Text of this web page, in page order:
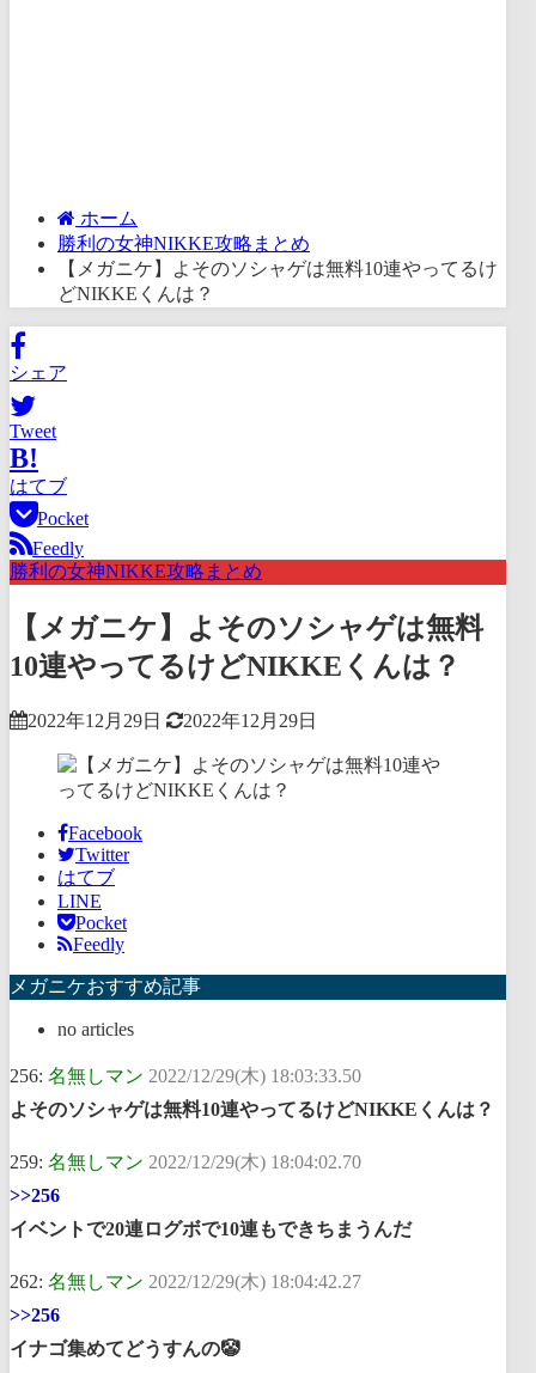
ホーム
勝利の女神NIKKE攻略まとめ
【メガニケ】よそのソシャゲは無料10連やってるけ
どNIKKEくんは？
シェア
Tweet
B!
はてブ
Pocket
Feedly
勝利の女神NIKKE攻略まとめ
【メガニケ】よそのソシャゲは無料
10連やってるけどNIKKEくんは？
2022年12月29日 2022年12月29日
Facebook
Twitter
はてブ
LINE
Pocket
Feedly
メガニケおすすめ記事
no articles
256: 名無しマン 2022/12/29(木) 18:03:33.50
よそのソシャゲは無料10連やってるけどNIKKEくんは？
259: 名無しマン 2022/12/29(木) 18:04:02.70
>>256
イベントで20連ログボで10連もできちまうんだ
262: 名無しマン 2022/12/29(木) 18:04:42.27
>>256
イナゴ集めてどうすんの🤡